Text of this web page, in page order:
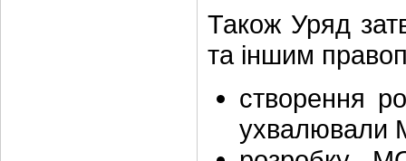
Також Уряд
та іншим
створення
ухвалювали